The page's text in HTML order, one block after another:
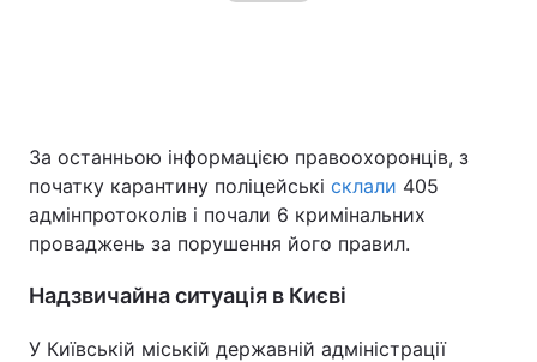
За останньою інформацією правоохоронців, з
початку карантину поліцейські склали 405
адмінпротоколів і почали 6 кримінальних
проваджень за порушення його правил.
Надзвичайна ситуація в Києві
У Київській міській державній адміністрації